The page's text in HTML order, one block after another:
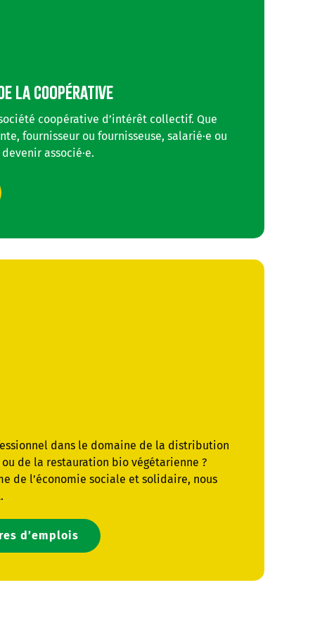
LA COOPÉRATIVE
coopérative d’intérêt collectif. Que
fournisseur ou fournisseuse, salarié·e ou
associé·e.
dans le domaine de la distribution
de la restauration bio végétarienne ?
de l’économie sociale et solidaire, nous
d’emplois